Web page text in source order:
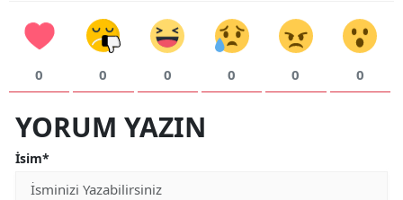
0 0 0 0 0 0
YORUM YAZIN
İsim*